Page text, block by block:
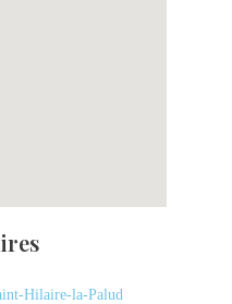
Hilaire-la-Palud